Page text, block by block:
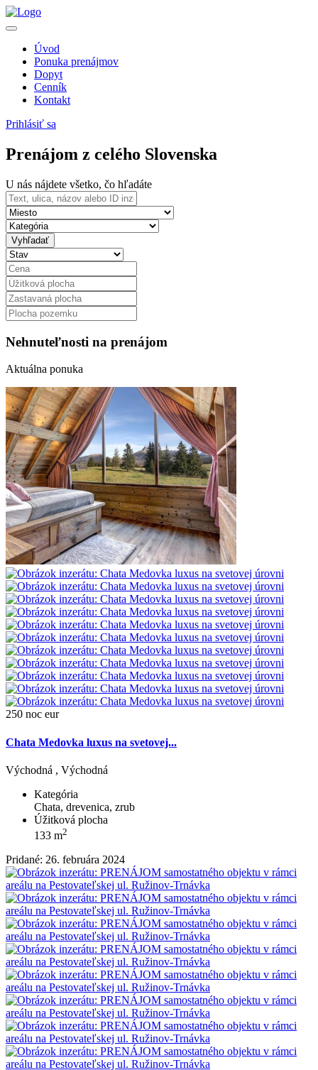
Úvod
Ponuka prenájmov
Dopyt
Cenník
Kontakt
Prihlásiť sa
Prenájom z celého Slovenska
U nás nájdete všetko, čo hľadáte
Vyhľadať
Nehnuteľnosti na prenájom
Aktuálna ponuka
250 noc eur
Chata Medovka luxus na svetovej...
Východná , Východná
Kategória
Chata, drevenica, zrub
Úžitková plocha
133 m2
Pridané: 26. februára 2024